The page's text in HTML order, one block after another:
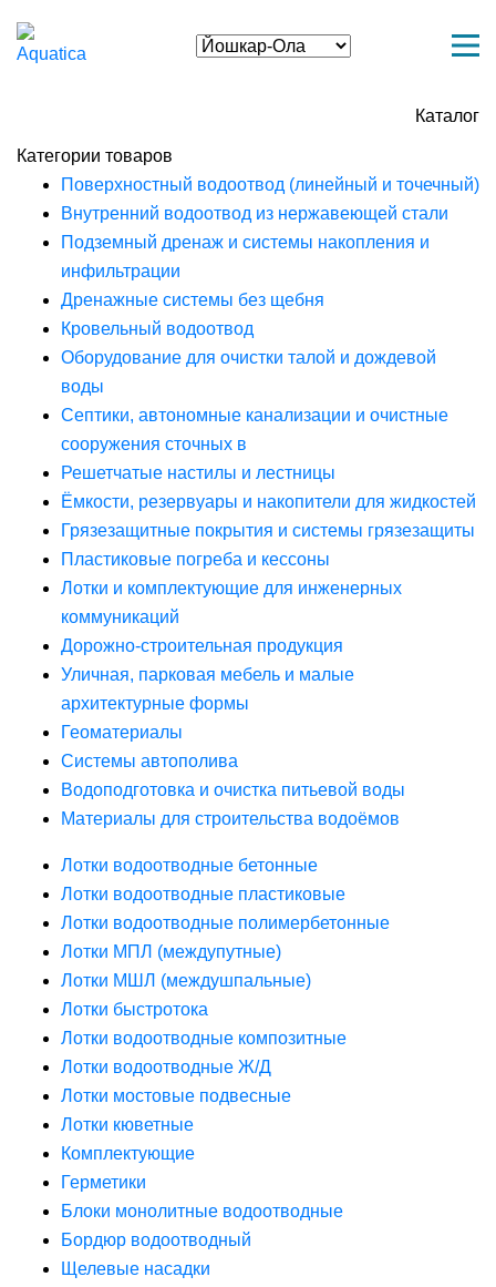
Каталог
Категории товаров
Поверхностный водоотвод (линейный и точечный)
Внутренний водоотвод из нержавеющей стали
Подземный дренаж и системы накопления и
инфильтрации
Дренажные системы без щебня
Кровельный водоотвод
Оборудование для очистки талой и дождевой
воды
Септики, автономные канализации и очистные
сооружения сточных в
Решетчатые настилы и лестницы
Ёмкости, резервуары и накопители для жидкостей
Грязезащитные покрытия и системы грязезащиты
Пластиковые погреба и кессоны
Лотки и комплектующие для инженерных
коммуникаций
Дорожно-строительная продукция
Уличная, парковая мебель и малые
архитектурные формы
Геоматериалы
Системы автополива
Водоподготовка и очистка питьевой воды
Материалы для строительства водоёмов
Лотки водоотводные бетонные
Лотки водоотводные пластиковые
Лотки водоотводные полимербетонные
Лотки МПЛ (междупутные)
Лотки МШЛ (междушпальные)
Лотки быстротока
Лотки водоотводные композитные
Лотки водоотводные Ж/Д
Лотки мостовые подвесные
Лотки кюветные
Комплектующие
Герметики
Блоки монолитные водоотводные
Бордюр водоотводный
Щелевые насадки